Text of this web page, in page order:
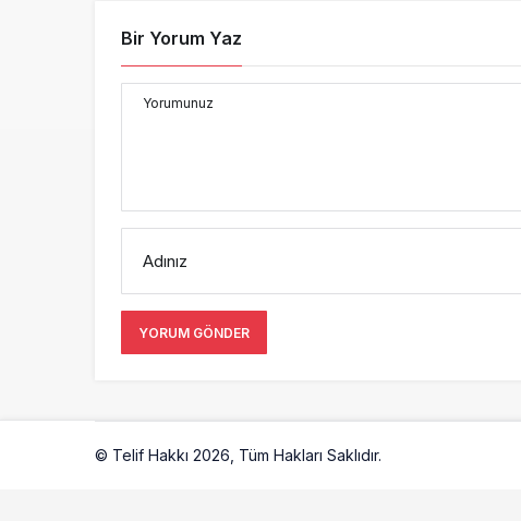
Bir Yorum Yaz
Yorumunuz
Adınız
YORUM GÖNDER
© Telif Hakkı 2026, Tüm Hakları Saklıdır.